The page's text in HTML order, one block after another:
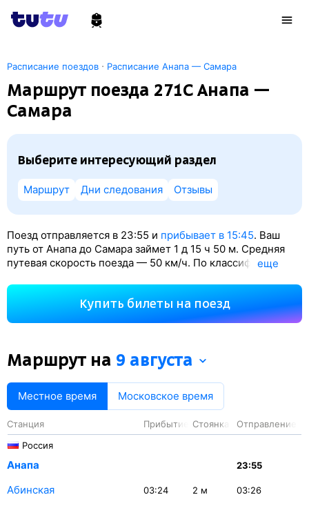
Расписание поездов · Расписание Анапа — Самара
Маршрут поезда 271С Анапа —
Самара
Выберите интересующий раздел
Маршрут Дни следования Отзывы
Поезд отправляется в 23:55 и прибывает в 15:45. Ваш
путь от Анапа до Самара займет 1 д 15 ч 50 м. Средняя
путевая скорость поезда — 50 км/ч. По классификации
маршруте будет 34 остановки. Самая продолжительная
стоянка поезда на станции Ростов-Главный — 93
минуты.
eще
Купить билеты на поезд
Маршрут на 9 августа
Местное время Московское время
Станция Прибытие Стоянка
Отправление
Россия
Анапа 23:55
Абинская 03:24 2 м 03:26